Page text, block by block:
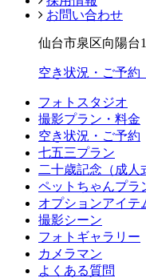
お問い合わせ
仙台市泉区向陽台
空き状況・ご予約
フォトスタジオ
撮影プラン・料金
空き状況・ご予約
七五三プラン
二十歳記念（成人
ペットちゃんプラ
オプションアイテ
撮影シーン
フォトギャラリー
カメラマン
よくある質問